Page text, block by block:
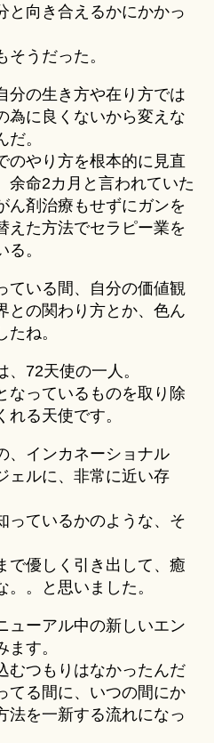
と向き合えるかにかかっ
うだった。
分の生き方や在り方では
為に良くないから変えな
。
のやり方を根本的に見直
余命2カ月と言われていた
ん剤治療もせずにガンを
えた方法でセラピー業を
。
ている間、自分の価値観
との関わり方とか、色ん
ね。
72天使の一人。
なっているものを取り除
れる天使です。
、インカネーショナル
ェルに、非常に近い存
っているかのような、そ
で優しく引き出して、癒
。。と思いました。
ューアル中の新しいエン
す。
むつもりはなかったんだ
てる間に、いつの間にか
法を一新する流れになっ